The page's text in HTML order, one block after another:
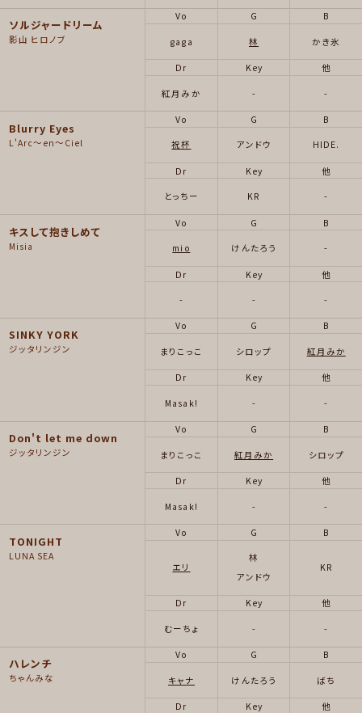
ソルジャードリーム
影山 ヒロノブ
Vo
gaga
G
林
B
かき氷
Dr
紅月みか
Key
-
他
-
Blurry Eyes
L'Arc～en～Ciel
Vo
祝杯
G
アンドウ
B
HIDE.
Dr
とっちー
Key
KR
他
-
キスして抱きしめて
Misia
Vo
mio
G
けんたろう
B
-
Dr
-
Key
-
他
-
SINKY YORK
ジッタリンジン
Vo
まりこっこ
G
シロップ
B
紅月みか
Dr
Masak!
Key
-
他
-
Don't let me down
ジッタリンジン
Vo
まりこっこ
G
紅月みか
B
シロップ
Dr
Masak!
Key
-
他
-
TONIGHT
LUNA SEA
Vo
エリ
G
林
アンドウ
B
KR
Dr
むーちょ
Key
-
他
-
ハレンチ
ちゃんみな
Vo
キャナ
G
けんたろう
B
ばち
Dr Key 他